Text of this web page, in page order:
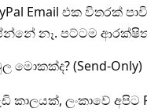
Email එක විතරක්
නෑ. පට්ටම
මොකක්ද? (Send-Only)
කාලයක්, ලංකාවේ